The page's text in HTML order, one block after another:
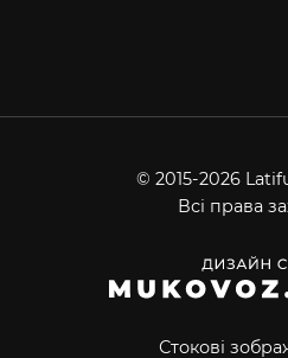
© 2015-2026
Всі права
Стокові